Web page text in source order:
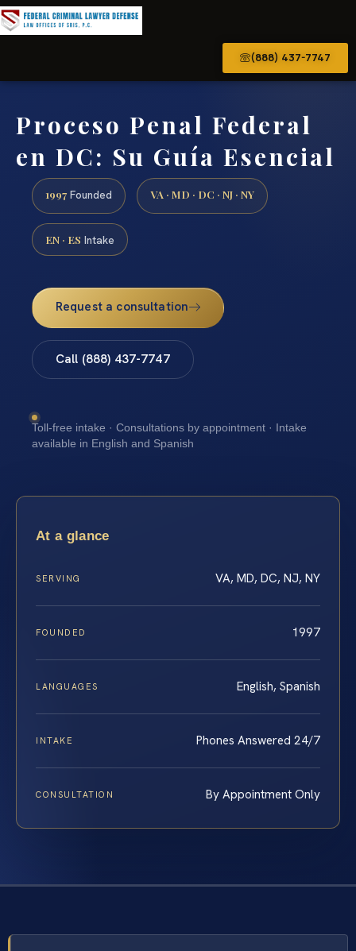
(888) 437-7747
Proceso Penal Federal
en DC: Su Guía Esencial
1997 Founded VA · MD · DC · NJ · NY
EN · ES Intake
Request a consultation
Call (888) 437-7747
Toll-free intake · Consultations by appointment · Intake
available in English and Spanish
At a glance
SERVING VA, MD, DC, NJ, NY
FOUNDED 1997
LANGUAGES English, Spanish
INTAKE Phones Answered 24/7
CONSULTATION By Appointment Only